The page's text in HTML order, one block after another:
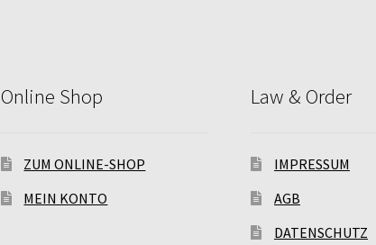
Online Shop
ZUM ONLINE-SHOP
MEIN KONTO
Law & Order
IMPRESSUM
AGB
DATENSCHUTZ